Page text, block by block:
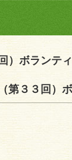
）ボランテ
３３回）